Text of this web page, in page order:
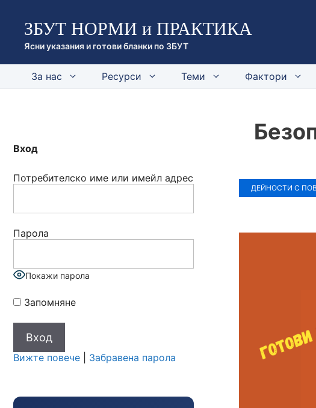
съдържанието
ЗБУТ НОРМИ и ПРАКТИКА
Ясни указания и готови бланки по ЗБУТ
За нас Ресурси Теми Фактори
ДЕЙНОСТИ С
Вход
Потребителско име или имейл адрес
Парола
Покажи парола
Запомняне
Вижте повече Забравена парола